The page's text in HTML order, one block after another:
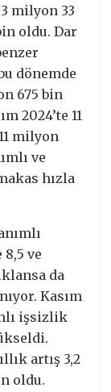
3 milyon 33
oldu. Dar
dönemde
675 bin
2024’te 11
milyon
ve
hızla
8,5 ve
da
Kasım
işsizlik
artış 3,2
oldu.